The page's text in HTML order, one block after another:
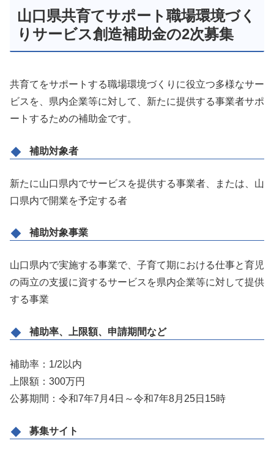
山口県共育てサポート職場環境づく
りサービス創造補助金の2次募集
共育てをサポートする職場環境づくりに役立つ多様なサー
ビスを、県内企業等に対して、新たに提供する事業者サポ
ートするための補助金です。
補助対象者
新たに山口県内でサービスを提供する事業者、または、山
口県内で開業を予定する者
補助対象事業
山口県内で実施する事業で、子育て期における仕事と育児
の両立の支援に資するサービスを県内企業等に対して提供
する事業
補助率、上限額、申請期間など
補助率：1/2以内
上限額：300万円
公募期間：令和7年7月4日～令和7年8月25日15時
募集サイト